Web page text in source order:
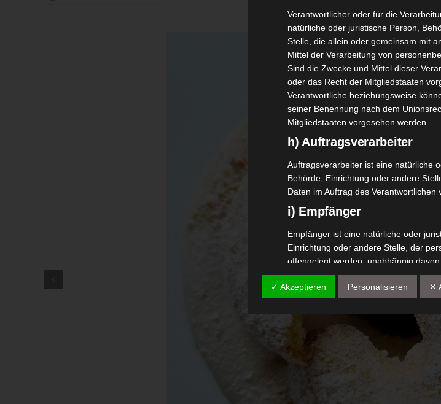
Verantwortlicher oder für die
natürliche oder juristische Person,
Stelle, die allein oder gemeinsam mit
Mittel der Verarbeitung von
Sind die Zwecke und Mittel dieser
oder das Recht der Mitgliedstaaten
Verantwortliche beziehungsweise
seiner Benennung nach dem
Mitgliedstaaten vorgesehen werden.
h) Auftragsverarbeiter
Auftragsverarbeiter ist eine natürliche
Behörde, Einrichtung oder andere
Daten im Auftrag des Verantwortlichen
i) Empfänger
Empfänger ist eine natürliche oder
Einrichtung oder andere Stelle, der
offengelegt werden, unabhängig
Dritten handelt oder nicht. Behörden,
bestimmten Untersuchungsauftrags
Recht der Mitgliedstaaten
erhalten, gelten jedoch nicht als
j) Dritter
Dritter ist eine natürliche oder
oder andere Stelle außer der
Verantwortlichen, dem
unter der unmittelbaren
✓ Akzeptieren Personalisieren ✕